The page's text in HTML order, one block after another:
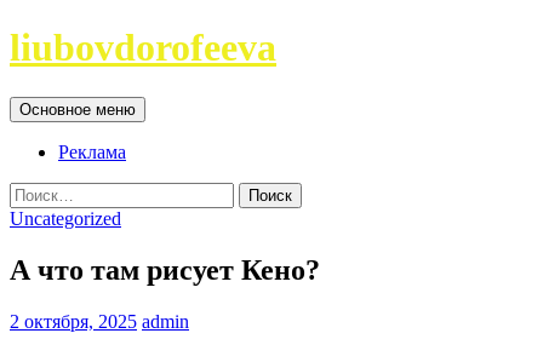
Перейти
к
liubovdorofeeva
Поиск
Основное меню
Реклама
Найти:
Uncategorized
А что там рисует Кено?
2 октября, 2025 admin